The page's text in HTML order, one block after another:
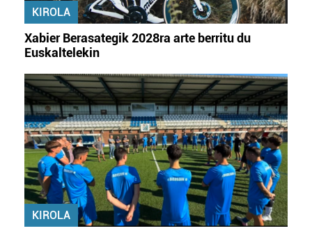
irakurri
KIROLA
Xabier Berasategik 2028ra arte berritu du
Euskaltelekin
KIROLA